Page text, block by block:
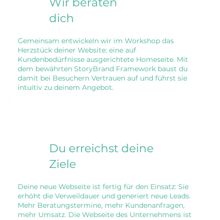
dich
Gemeinsam entwickeln wir im Workshop das
Herzstück deiner Website: eine auf
Kundenbedürfnisse ausgerichtete Homeseite. Mit
dem bewährten StoryBrand Framework baust du
damit bei Besuchern Vertrauen auf und führst sie
intuitiv zu deinem Angebot.
Du erreichst deine
Ziele
Deine neue Webseite ist fertig für den Einsatz: Sie
erhöht die Verweildauer und generiert neue Leads.
Mehr Beratungstermine, mehr Kundenanfragen,
mehr Umsatz. Die Webseite des Unternehmens ist